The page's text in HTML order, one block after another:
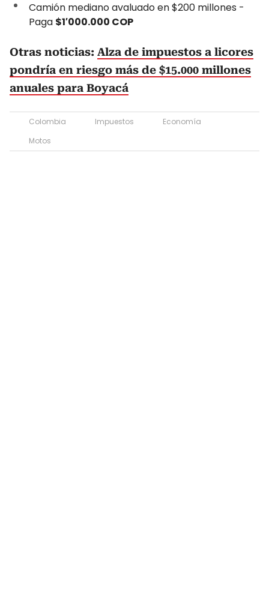
Camión mediano avaluado en $200 millones -
Paga $1′000.000 COP
Otras noticias: Alza de impuestos a licores
pondría en riesgo más de $15.000 millones
anuales para Boyacá
Colombia Impuestos
Economía
Motos